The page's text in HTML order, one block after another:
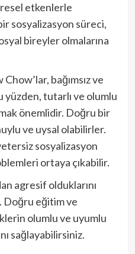
etkenlerle
sosyalizasyon süreci,
bireyler olmalarına
bağımsız ve
yüzden, tutarlı ve olumlu
önemlidir. Doğru bir
ve uysal olabilirler.
sosyalizasyon
ortaya çıkabilir.
agresif olduklarını
Doğru eğitim ve
olumlu ve uyumlu
sağlayabilirsiniz.